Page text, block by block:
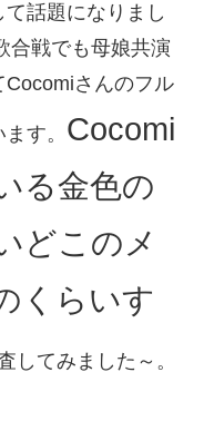
話題になりまし
合戦でも母娘共演
さんのフル
す。 Cocomi
る金色の
どこのメ
くらいす
してみました～。